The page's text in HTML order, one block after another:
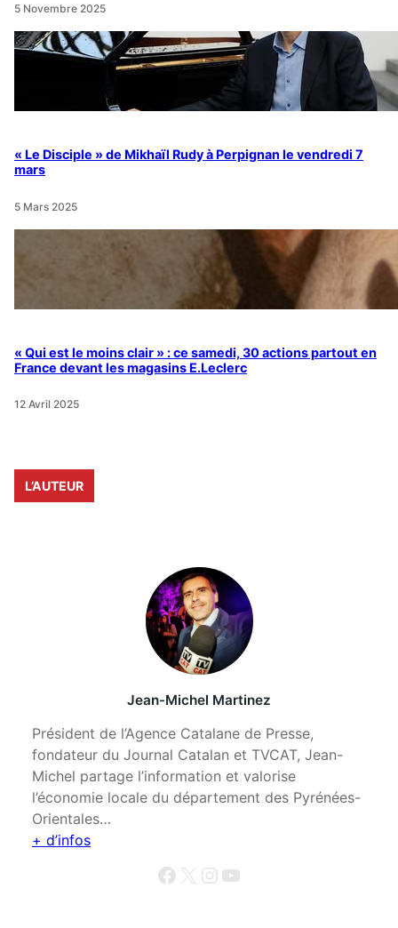
5 Novembre 2025
« Le Disciple » de Mikhaïl Rudy à Perpignan le vendredi 7
mars
5 Mars 2025
« Qui est le moins clair » : ce samedi, 30 actions partout en
France devant les magasins E.Leclerc
12 Avril 2025
L’AUTEUR
Jean-Michel Martinez
Président de l’Agence Catalane de Presse,
fondateur du Journal Catalan et TVCAT, Jean-
Michel partage l’information et valorise
l’économie locale du département des Pyrénées-
Orientales…
+ d’infos
Facebook X Instagram YouTube